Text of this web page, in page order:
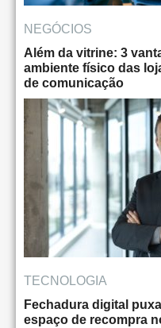
NEGÓCIOS
Além da vitrine: 3
ambiente físico das
de comunicação
TECNOLOGIA
Fechadura digital
espaço de recompra